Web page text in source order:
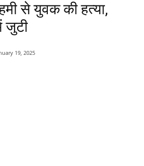
से युवक की हत्या,
जुटी
19, 2025